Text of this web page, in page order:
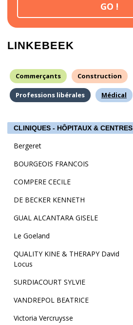
GO !
LINKEBEEK
Commerçants Construction
Professions libérales Médical
CLINIQUES - HÔPITAUX & CENTRES
Bergeret
BOURGEOIS FRANCOIS
COMPERE CECILE
DE BECKER KENNETH
GUAL ALCANTARA GISELE
Le Goeland
QUALITY KINE & THERAPY David
Locus
SURDIACOURT SYLVIE
VANDREPOL BEATRICE
Victoria Vercruysse